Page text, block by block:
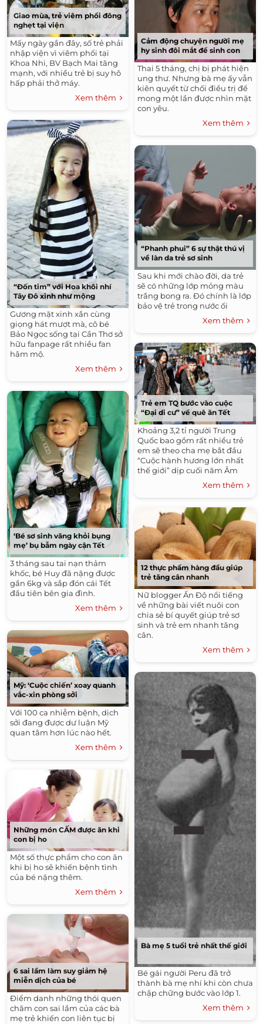
Giao mùa, trẻ viêm phổi đông
nghẹt tại viện
Mấy ngày gần đây, số trẻ phải
nhập viện vì viêm phổi tại
Khoa Nhi, BV Bạch Mai tăng
mạnh, với nhiều trẻ bị suy hô
hấp phải thở máy.
Xem thêm
“Đốn tim” với Hoa khôi nhí
Tây Đô xinh như mộng
Gương mặt xinh xắn cùng
giọng hát mượt mà, cô bé
Bảo Ngọc sống tại Cần Thơ sở
hữu fanpage rất nhiều fan
hâm mộ.
Xem thêm
‘Bé sơ sinh văng khỏi bụng
mẹ’ bụ bẫm ngày cận Tết
3 tháng sau tai nạn thảm
khốc, bé Huy đã nặng được
gần 6kg và sắp đón cái Tết
đầu tiên bên gia đình.
Xem thêm
Mỹ: ‘Cuộc chiến’ xoay quanh
vắc-xin phòng sởi
Với 100 ca nhiễm bệnh, dịch
sởi đang được dư luận Mỹ
quan tâm hơn lúc nào hết.
Xem thêm
Những món CẤM được ăn khi
con bị ho
Một số thực phẩm cho con ăn
khi bị ho sẽ khiến bệnh tình
của bé nặng thêm.
Xem thêm
6 sai lầm làm suy giảm hệ
miễn dịch của bé
Điểm danh những thói quen
chăm con sai lầm của các bà
mẹ trẻ khiến con liên tục bị
Cảm động chuyện người mẹ
hy sinh đôi mắt để sinh con
Thai 5 tháng, chị bị phát hiện
ung thư. Nhưng bà mẹ ấy vẫn
kiên quyết từ chối điều trị để
mong một lần được nhìn mặt
con yêu.
Xem thêm
“Phanh phui” 6 sự thật thú vị
về làn da trẻ sơ sinh
Sau khi mới chào đời, da trẻ
sẽ có những lớp mỏng màu
trắng bong ra. Đó chính là lớp
bảo vệ trẻ trong nước ối
Xem thêm
Trẻ em TQ bước vào cuộc
“Đại di cư” về quê ăn Tết
Khoảng 3,2 tỉ người Trung
Quốc bao gồm rất nhiều trẻ
em sẽ theo cha mẹ bắt đầu
“Cuộc hành hương lớn nhất
thế giới” dịp cuối năm Âm
Xem thêm
12 thực phẩm hàng đầu giúp
trẻ tăng cân nhanh
Nữ blogger Ấn Độ nổi tiếng
về những bài viết nuôi con
chia sẻ bí quyết giúp trẻ sơ
sinh và trẻ em nhanh tăng
cân.
Xem thêm
Bà mẹ 5 tuổi trẻ nhất thế giới
Bé gái người Peru đã trở
thành bà mẹ nhí khi còn chưa
chập chững bước vào lớp 1.
Xem thêm